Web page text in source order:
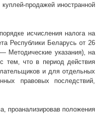
продажей иностранной
исчисления налога на
Республики Беларусь от 26
указания), на
тем, что в период действия
и для отдельных
правовых последствий,
проанализировав положения